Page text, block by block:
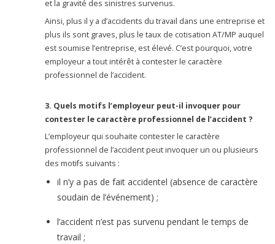
et la gravité des sinistres survenus.
Ainsi, plus il y a d’accidents du travail dans une entreprise et
plus ils sont graves, plus le taux de cotisation AT/MP auquel
est soumise l’entreprise, est élevé. C’est pourquoi, votre
employeur a tout intérêt à contester le caractère
professionnel de l’accident.
3. Quels motifs l’employeur peut-il invoquer pour
contester le caractère professionnel de l’accident ?
L’employeur qui souhaite contester le caractère
professionnel de l’accident peut invoquer un ou plusieurs
des motifs suivants :
il n’y a pas de fait accidentel (absence de caractère
soudain de l’événement) ;
l’accident n’est pas survenu pendant le temps de
travail ;